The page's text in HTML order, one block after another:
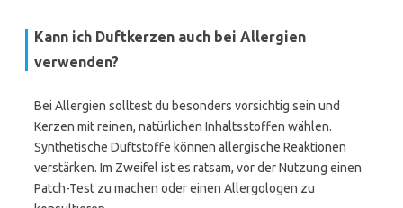
Kann ich Duftkerzen auch bei Allergien
verwenden?
Bei Allergien solltest du besonders vorsichtig sein und
Kerzen mit reinen, natürlichen Inhaltsstoffen wählen.
Synthetische Duftstoffe können allergische Reaktionen
verstärken. Im Zweifel ist es ratsam, vor der Nutzung einen
Patch-Test zu machen oder einen Allergologen zu